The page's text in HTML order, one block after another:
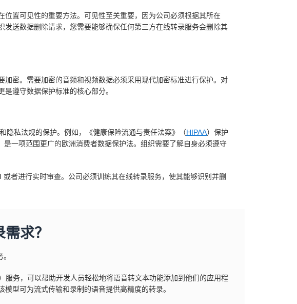
置可见性的重要方法。可见性至关重要，因为公司必须根据其所在
送数据删除请求，您需要能够确保任何第三方在线转录服务会删除其
密。需要加密的音频和视频数据必须采用现代加密标准进行保护。对
遵守数据保护标准的核心部分。
隐私法规的保护。例如，《健康保险流通与责任法案》（HIPAA）保护
是一项范围更广的欧洲消费者数据保护法。组织需要了解自身必须遵守
者进行实时审查。公司必须训练其在线转录服务，使其能够识别并删
求？
务，可以帮助开发人员轻松地将语音转文本功能添加到他们的应用程
型可为流式传输和录制的语音提供高精度的转录。